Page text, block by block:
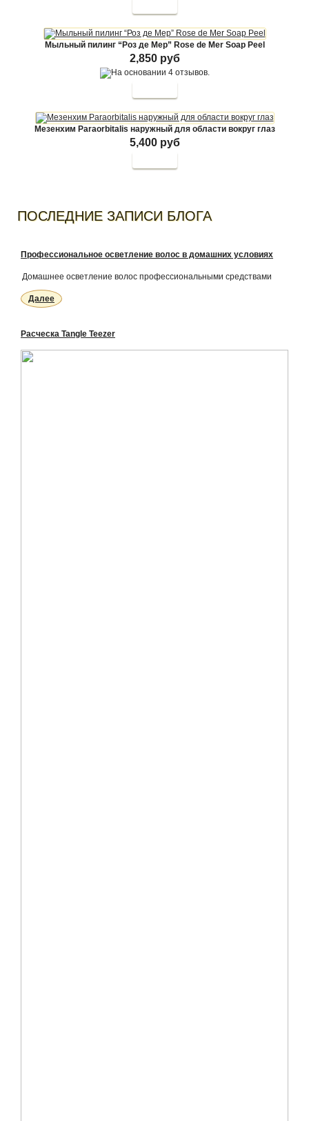
Мыльный пилинг “Роз де Мер” Rose de Mer Soap Peel
2,850 руб
Мезенхим Paraorbitalis наружный для области вокруг глаз
5,400 руб
ПОСЛЕДНИЕ ЗАПИСИ БЛОГА
Профессиональное осветление волос в домашних условиях
Домашнее осветление волос профессиональными средствами
Далее
Расческа Tangle Teezer